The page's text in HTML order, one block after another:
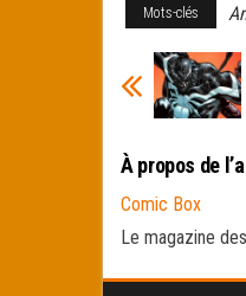
Mots-clés
À propos de
Comic Box
Le magazine